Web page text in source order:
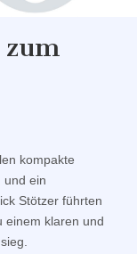
kompakte
und ein
Stötzer führten
einem klaren und